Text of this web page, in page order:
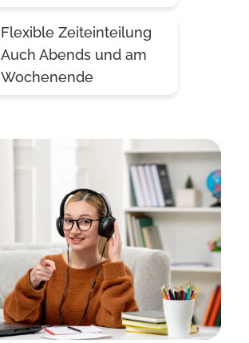
Flexible Zeiteinteilung
Auch Abends und am
Wochenende